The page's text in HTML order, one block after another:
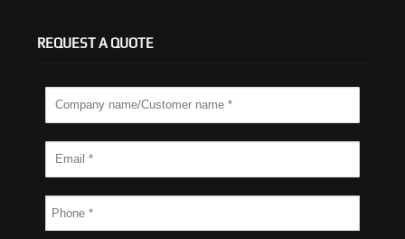
REQUEST A QUOTE